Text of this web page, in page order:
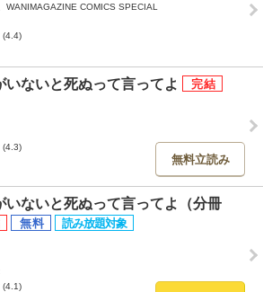
WANIMAGAZINE COMICS SPECIAL
(4.4)
いないと死ぬって言ってよ
(4.3)
無料立読み
いないと死ぬって言ってよ（分冊
(4.1)